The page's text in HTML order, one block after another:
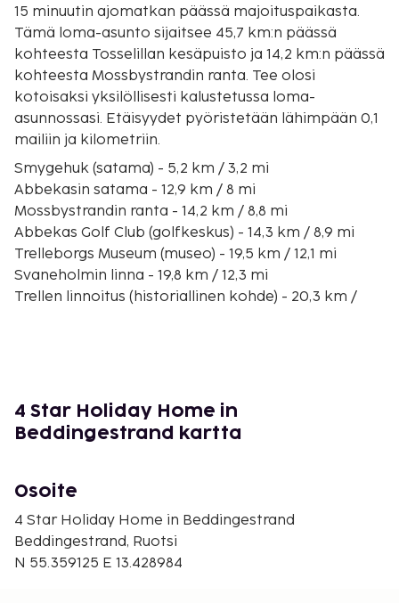
15 minuutin ajomatkan päässä majoituspaikasta.
Tämä loma-asunto sijaitsee 45,7 km:n päässä
kohteesta Tosselillan kesäpuisto ja 14,2 km:n päässä
kohteesta Mossbystrandin ranta. Tee olosi
kotoisaksi yksilöllisesti kalustetussa loma-
asunnossasi. Etäisyydet pyöristetään lähimpään 0,1
mailiin ja kilometriin.
Smygehuk (satama) - 5,2 km / 3,2 mi
Abbekasin satama - 12,9 km / 8 mi
Mossbystrandin ranta - 14,2 km / 8,8 mi
Abbekas Golf Club (golfkeskus) - 14,3 km / 8,9 mi
Trelleborgs Museum (museo) - 19,5 km / 12,1 mi
Svaneholmin linna - 19,8 km / 12,3 mi
Trellen linnoitus (historiallinen kohde) - 20,3 km /
Maglarpsin vanha kirkko - 24,6 km / 15,3 mi
Alesin kivet - 28,1 km / 17,4 mi
Ystadin teatteri - 28,1 km / 17,5 mi
Maglarps GK - 28,2 km / 17,5 mi
Lähin suuri lentokenttä on Malmö (MMX-Sturup) -
27,2 km / 16,9 mi
Palveluihin kuuluu ilmainen pysäköinti. Seuraavat
4 Star Holiday Home in
Beddingestrand kartta
Osoite
4 Star Holiday Home in Beddingestrand
Beddingestrand, Ruotsi
N 55.359125 E 13.428984